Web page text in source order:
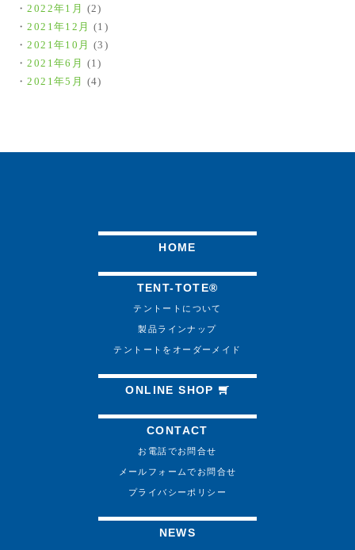
2022年1月
(2)
2021年12月
(1)
2021年10月
(3)
2021年6月
(1)
2021年5月
(4)
HOME
TENT-TOTE®
テントートについて
製品ラインナップ
テントートをオーダーメイド
ONLINE SHOP
CONTACT
お電話でお問合せ
メールフォームでお問合せ
プライバシーポリシー
NEWS